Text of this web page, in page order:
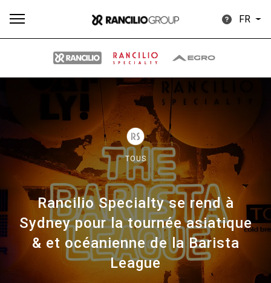
FR
TOUS
Rancilio Specialty se rend à
Sydney pour la tournée asiatique
& et océanienne de la Barista
League
Toutes Produits Nouvelles
Our brands
Group